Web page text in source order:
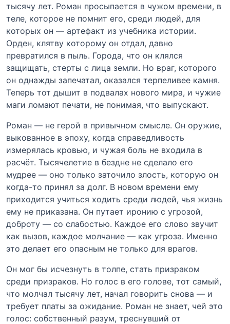
тысячу лет. Роман просыпается в чужом времени, в
теле, которое не помнит его, среди людей, для
которых он — артефакт из учебника истории.
Орден, клятву которому он отдал, давно
превратился в пыль. Города, что он клялся
защищать, стерты с лица земли. Но враг, которого
он однажды запечатал, оказался терпеливее камня.
Теперь тот дышит в подвалах нового мира, и чужие
маги ломают печати, не понимая, что выпускают.
Роман — не герой в привычном смысле. Он оружие,
выкованное в эпоху, когда справедливость
измерялась кровью, и чужая боль не входила в
расчёт. Тысячелетие в бездне не сделало его
мудрее — оно только заточило злость, которую он
когда-то принял за долг. В новом времени ему
приходится учиться ходить среди людей, чья жизнь
ему не приказана. Он путает иронию с угрозой,
доброту — со слабостью. Каждое его слово звучит
как вызов, каждое молчание — как угроза. Именно
это делает его опасным не только для врагов.
Он мог бы исчезнуть в толпе, стать призраком
среди призраков. Но голос в его голове, тот самый,
что молчал тысячу лет, начал говорить снова — и
требует платы за ожидание. Роман не знает, чей это
голос: собственный разум, треснувший от